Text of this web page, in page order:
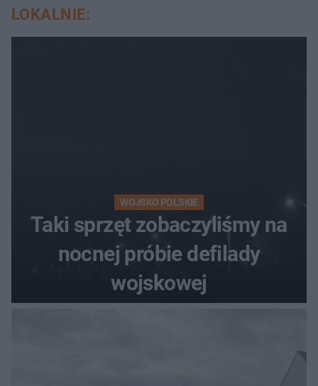
LOKALNIE:
WOJSKO POLSKIE
Taki sprzęt zobaczyliśmy na
nocnej próbie defilady
wojskowej